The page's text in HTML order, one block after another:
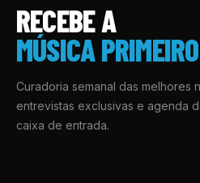
RECEBE A
MÚSICA
Curadoria semanal das melhores
entrevistas exclusivas e agenda
caixa de entrada.